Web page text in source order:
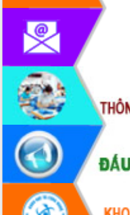
Đắk Lắk công bố Quy hoạch và xúc
tiến đầu tư tỉnh
Ngành cá ngừ Đắk Lắk chủ động thích
ứng để giữ vững thị trường xuất khẩu
Diễn đàn Kinh tế tư nhân Việt Nam đột
phá cơ chế - Hợp tác công tư
Đề án 06 tạo bước ngoặt đột phá trong
cải cách hành chính tỉnh Đắk Lắk
Kết nối tour, đẩy mạnh chuyển đổi số
để phát triển du lịch Đắk Lắk
Khởi động Dự án Đầu tư xây dựng hạ
tầng kỹ thuật Cụm công nghiệp Tân
Tiến
Gặp mặt các cơ quan báo chí nhân Kỷ
niệm 101 năm Ngày Báo chí Cách